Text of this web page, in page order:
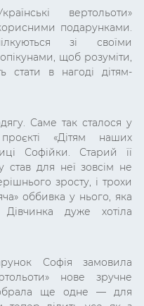
вертольоти»
подарунками.
зі своїми
щоб розуміти,
стати в нагоді дітям-
Саме так сталося у
проєкті «Дітям наших
Софійки. Старий її
став для неї зовсім не
зросту, і трохи
оббивка у нього, яка
Дівчинка дуже хотіла
Софія замовила
нове зручне
ще одне — для